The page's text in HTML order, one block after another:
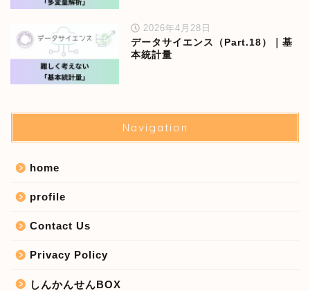
2026年4月28日
データサイエンス（Part.18）｜基
本統計量
Navigation
home
profile
Contact Us
Privacy Policy
しんかんせんBOX